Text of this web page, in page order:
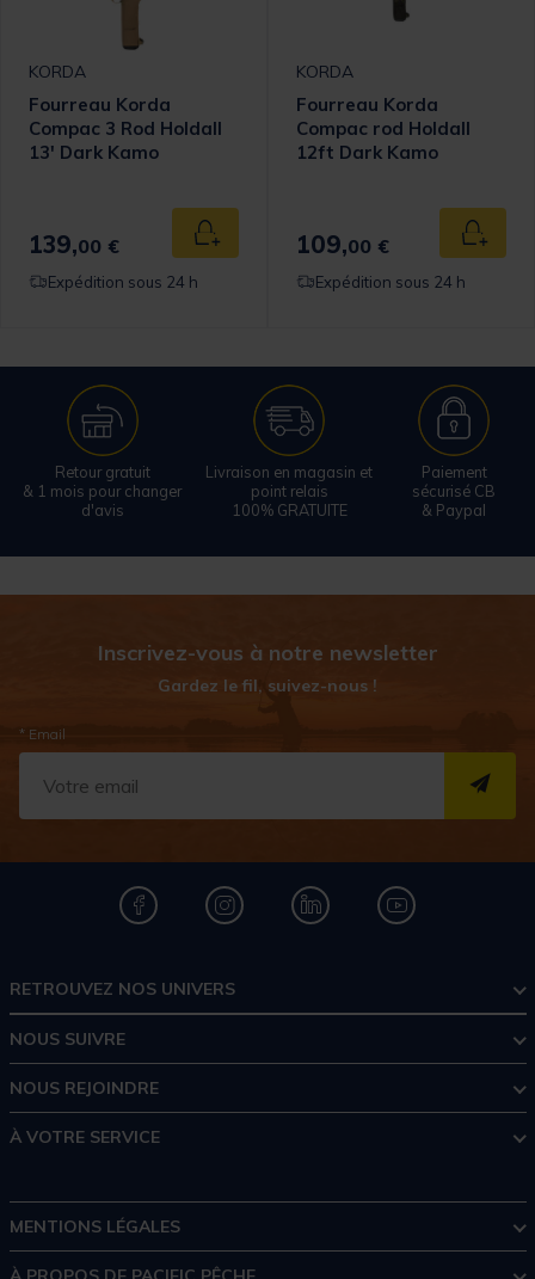
panier
KORDA
Fourreau Korda
Compac 3 Rod Holdall
13' Dark Kamo
139,00 € Ajouter au panier
Expédition sous 24 h
KORDA
Fourreau Korda
Compac rod Holdall
12ft Dark Kamo
109,00 €
Expédition sous 24 h
Retour gratuit
& 1 mois pour changer
d'avis
Livraison en magasin et
point relais
100% GRATUITE
Paiement
sécurisé CB
& Paypal
Inscrivez-vous à notre newsletter
Gardez le fil, suivez-nous !
* Email
RETROUVEZ NOS UNIVERS
NOUS SUIVRE
NOUS REJOINDRE
À VOTRE SERVICE
MENTIONS LÉGALES